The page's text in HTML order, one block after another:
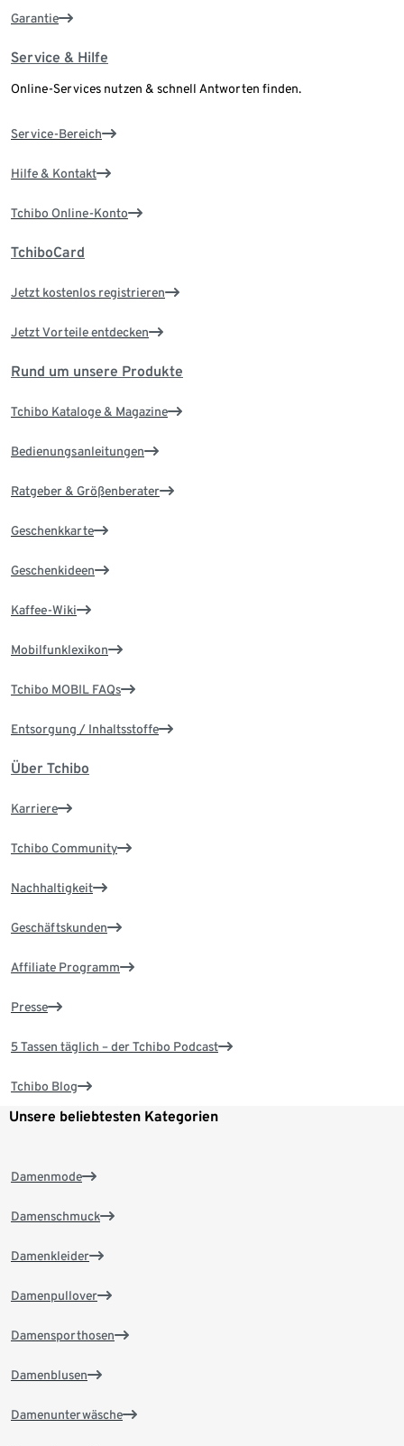
Garantie
Service & Hilfe
Online-Services nutzen & schnell Antworten finden.
Service-Bereich
Hilfe & Kontakt
Tchibo Online-Konto
TchiboCard
Jetzt kostenlos registrieren
Jetzt Vorteile entdecken
Rund um unsere Produkte
Tchibo Kataloge & Magazine
Bedienungsanleitungen
Ratgeber & Größenberater
Geschenkkarte
Geschenkideen
Kaffee-Wiki
Mobilfunklexikon
Tchibo MOBIL FAQs
Entsorgung / Inhaltsstoffe
Über Tchibo
Karriere
Tchibo Community
Nachhaltigkeit
Geschäftskunden
Affiliate Programm
Presse
5 Tassen täglich – der Tchibo Podcast
Tchibo Blog
Unsere beliebtesten Kategorien
Damenmode
Damenschmuck
Damenkleider
Damenpullover
Damensporthosen
Damenblusen
Damenunterwäsche